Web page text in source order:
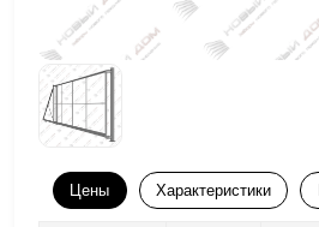
Цены Характеристики